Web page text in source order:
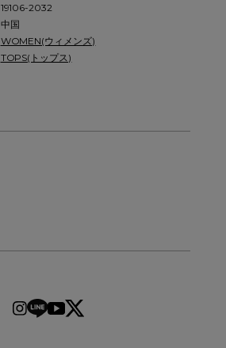
19106-2032
中国
WOMEN(ウィメンズ)
TOPS(トップス)